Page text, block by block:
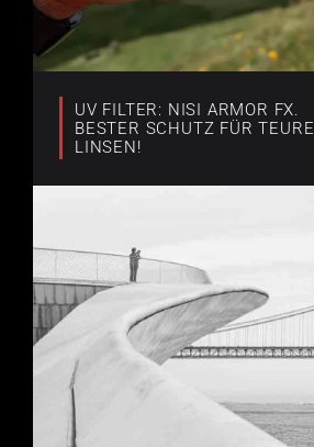
UV FILTER: NISI ARMOR FX.
BESTER SCHUTZ FÜR TEURE
LINSEN!